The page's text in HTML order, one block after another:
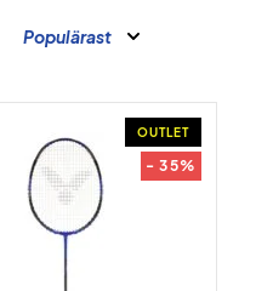
Populärast
OUTLET
- 35%